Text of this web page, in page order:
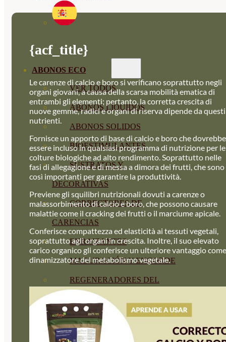
ABONOS ECO
VER TODOS
ABONOS LÍQUIDOS
ABONOS SOLIDOS
BIOESTIMULANTES
SUSTRATOS Y
DECORATIVAS
CORRECTORES DE
CARENCIAS
ENRAIZANTES
MADURACIÓN Y ENGORDE
REGENERADORES DEL
ÁCIDOS HÚMICOS
MATERIAS PRIMAS
{acf_title}
Le carenze di calcio e boro si verificano soprattutto negli
organi giovani, a causa della scarsa mobilità ematica di
entrambi gli elementi; pertanto, la corretta crescita di
nuove gemme, radici e organi di riserva dipende da questi
nutrienti.
Fornisce un apporto di base di calcio e boro che dovrebbe
essere incluso in qualsiasi programma di nutrizione per le
colture biologiche ad alto rendimento. Soprattutto nelle
fasi di allegagione e di messa a dimora dei frutti, che sono
così importanti per garantire la produttività.
Previene gli squilibri nutrizionali dovuti a carenze o
malassorbimento di calcio e boro, che possono causare
malattie come il cracking dei frutti o il marciume apicale.
Conferisce compattezza ed elasticità ai tessuti vegetali,
soprattutto agli organi in crescita. Inoltre, il suo elevato
carico organico gli conferisce un ulteriore vantaggio come
dinamizzatore del metabolismo vegetale.